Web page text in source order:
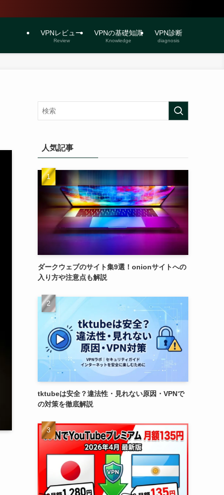
VPNレビュー
Review
VPNの基礎知識
Knowledge
VPN診断
diagnosis
人気記事
ダークウェブのサイト集9選！onionサイトへの
入り方や注意点も解説
tktubeは安全？違法性・見れない原因・VPNで
の対策を徹底解説